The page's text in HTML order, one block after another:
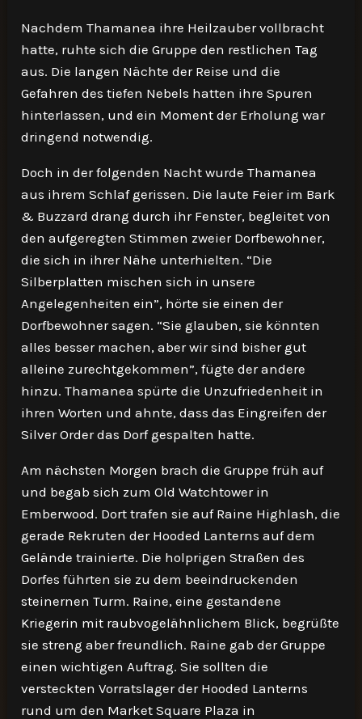
Nachdem Thamanea ihre Heilzauber vollbracht
hatte, ruhte sich die Gruppe den restlichen Tag
aus. Die langen Nächte der Reise und die
Gefahren des tiefen Nebels hatten ihre Spuren
hinterlassen, und ein Moment der Erholung war
dringend notwendig.
Doch in der folgenden Nacht wurde Thamanea
aus ihrem Schlaf gerissen. Die laute Feier im Bark
& Buzzard drang durch ihr Fenster, begleitet von
den aufgeregten Stimmen zweier Dorfbewohner,
die sich in ihrer Nähe unterhielten. “Die
Silberplatten mischen sich in unsere
Angelegenheiten ein”, hörte sie einen der
Dorfbewohner sagen. “Sie glauben, sie könnten
alles besser machen, aber wir sind bisher gut
alleine zurechtgekommen”, fügte der andere
hinzu. Thamanea spürte die Unzufriedenheit in
ihren Worten und ahnte, dass das Eingreifen der
Silver Order das Dorf gespalten hatte.
Am nächsten Morgen brach die Gruppe früh auf
und begab sich zum Old Watchtower in
Emberwood. Dort trafen sie auf Raine Highlash, die
gerade Rekruten der Hooded Lanterns auf dem
Gelände trainierte. Die holprigen Straßen des
Dorfes führten sie zu dem beeindruckenden
steinernen Turm. Raine, eine gestandene
Kriegerin mit raubvogelähnlichem Blick, begrüßte
sie streng aber freundlich. Raine gab der Gruppe
einen wichtigen Auftrag. Sie sollten die
versteckten Vorratslager der Hooded Lanterns
rund um den Market Square Plaza in